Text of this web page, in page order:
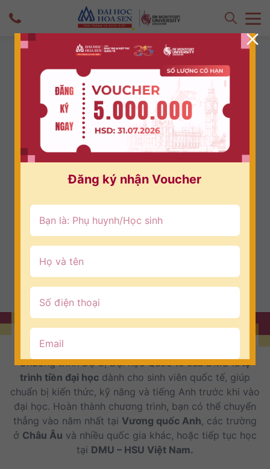
Chương trình Dự bị Đại học Quốc tế
Chương trình đào tạo tiền đại học được
thiết kế đặc biệt để chuẩn bị cho sinh viên
quốc tế vào học tại một trường đại học ở
Vương Quốc Anh.
Sau khi hoàn thành khóa học, sinh viên có
chọn tại Vương Quốc Anh và nhiều trường
trên thế giới.
Chương trình dạy toàn diện về các môn
nộp đơn vào các trường ở châu Âu và toàn
cầu.
Chương trình Dự bị Đại học Quốc tế của DMU làlộ
trình tiền đại học dành cho sinh viên quốc tế, giúp
chuẩn bị kiến thức, kỹ năng và tiếng Anh trước khi vào
đại học. Hoàn thành chương trình, bạn có thể chuyển
thẳng vào năm nhất tại Vương quốc Anh, các trường
ở Châu Âu và nhiều quốc gia khác, hoặc tiếp tục học
tại DMU – HSU Việt Nam.
Đăng ký nhận Voucher